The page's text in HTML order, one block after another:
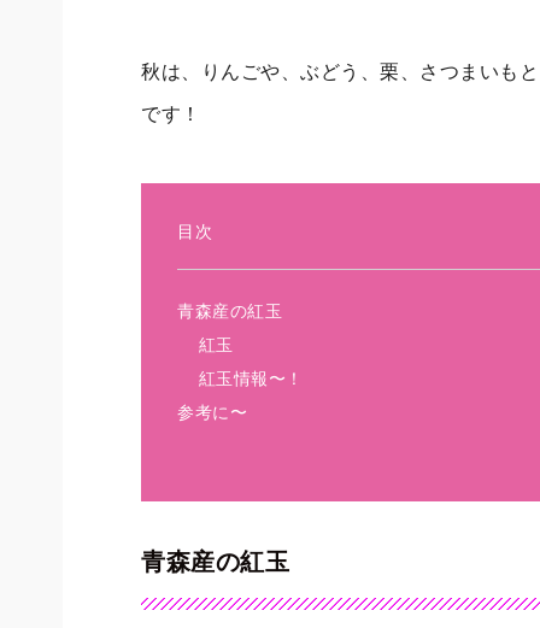
秋は、りんごや、ぶどう、栗、さつまいも
です！
目次
青森産の紅玉
紅玉
紅玉情報〜！
参考に〜
青森産の紅玉